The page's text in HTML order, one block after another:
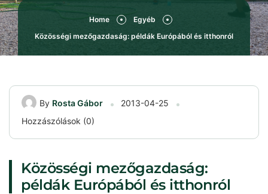
Home
Egyéb
Közösségi mezőgazdaság: példák Európából és itthonról
By Rosta Gábor
2013-04-25
Hozzászólások (0)
Közösségi mezőgazdaság:
példák Európából és itthonról